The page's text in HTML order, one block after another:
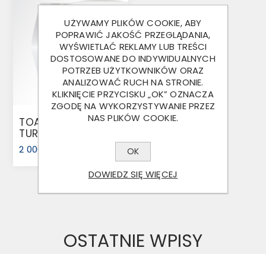
TOALETA
TURYSTYCZNA Z
POJEMNIKIEM
2 000,00 ZŁ
OSTATNIE WPISY
UŻYWAMY PLIKÓW COOKIE, ABY
POPRAWIĆ JAKOŚĆ PRZEGLĄDANIA,
WYŚWIETLAĆ REKLAMY LUB TREŚCI
DOSTOSOWANE DO INDYWIDUALNYCH
POTRZEB UŻYTKOWNIKÓW ORAZ
ANALIZOWAĆ RUCH NA STRONIE.
KLIKNIĘCIE PRZYCISKU „OK” OZNACZA
ZGODĘ NA WYKORZYSTYWANIE PRZEZ
NAS PLIKÓW COOKIE.
OK
DOWIEDZ SIĘ WIĘCEJ